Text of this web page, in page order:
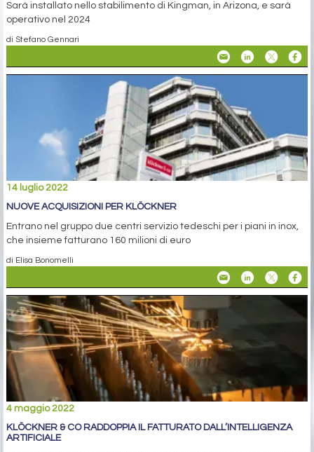
Sarà installato nello stabilimento di Kingman, in Arizona, e sarà
operativo nel 2024
di Stefano Gennari
14 luglio 2022
NUOVE ACQUISIZIONI PER KLÖCKNER
Entrano nel gruppo due centri servizio tedeschi per i piani in inox,
che insieme fatturano 160 milioni di euro
di Elisa Bonomelli
4 maggio 2022
KLÖCKNER & CO RADDOPPIA IL FATTURATO DALL’INTELLIGENZA
ARTIFICIALE